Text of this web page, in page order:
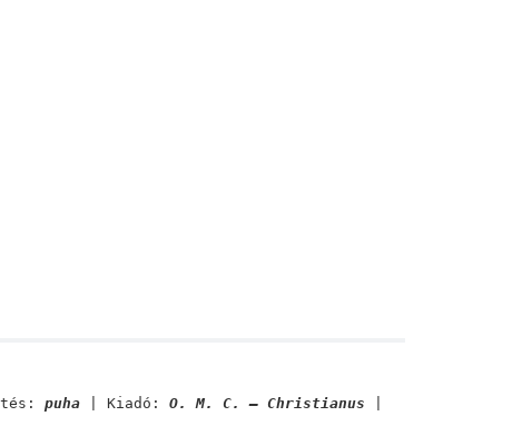
puha | Kiadó: O. M. C. – Christianus